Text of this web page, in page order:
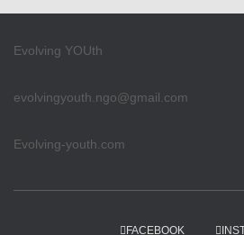
Evolving YOUth
evolvingyouth.ngo@gmail.com
Evolving-youth.com
FACEBOOK